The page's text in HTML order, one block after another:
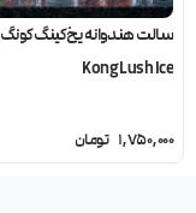
Kong Lush Ice
1,750,000 تومان